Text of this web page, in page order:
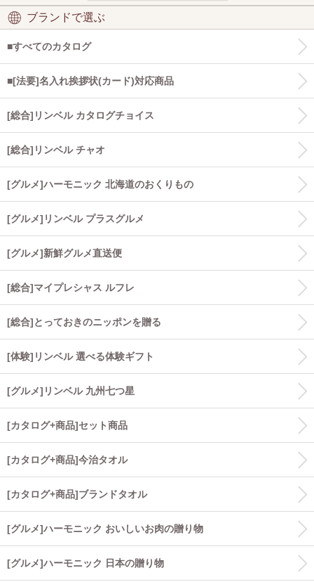
ブランドで選ぶ
■すべてのカタログ
■[法要]名入れ挨拶状(カード)対応商品
[総合]リンベル カタログチョイス
[総合]リンベル チャオ
[グルメ]ハーモニック 北海道のおくりもの
[グルメ]リンベル プラスグルメ
[グルメ]新鮮グルメ直送便
[総合]マイプレシャス ルフレ
[総合]とっておきのニッポンを贈る
[体験]リンベル 選べる体験ギフト
[グルメ]リンベル 九州七つ星
[カタログ+商品]セット商品
[カタログ+商品]今治タオル
[カタログ+商品]ブランドタオル
[グルメ]ハーモニック おいしいお肉の贈り物
[グルメ]ハーモニック 日本の贈り物